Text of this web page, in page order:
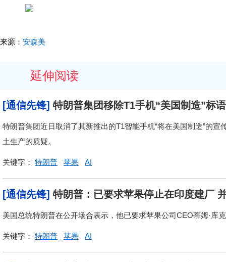
来源： 安森美
延伸阅读
[通信先锋] 特朗普集团移除T1手机“美国制造”标
特朗普集团近日取消了其新推出的T1智能手机“将在美国制造”的
土生产的质疑。
关键字： 特朗普 苹果 AI
[通信先锋] 特朗普：已要求苹果停止在印度建厂
美国总统特朗普在公开场合表示，他已要求苹果公司CEO蒂姆·库
关键字： 特朗普 苹果 AI